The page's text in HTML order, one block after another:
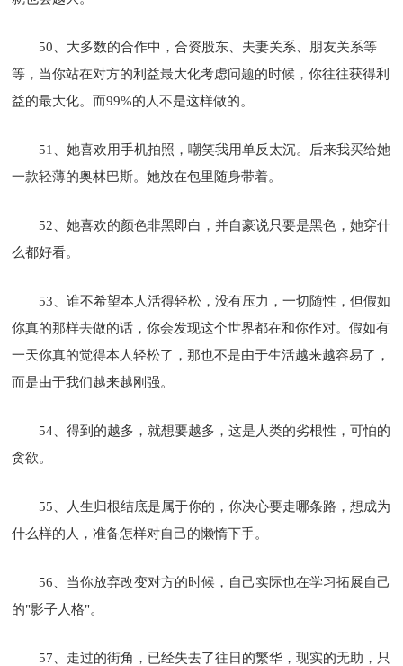
50、大多数的合作中，合资股东、夫妻关系、朋友关系等
等，当你站在对方的利益最大化考虑问题的时候，你往往获得利
益的最大化。而99%的人不是这样做的。
51、她喜欢用手机拍照，嘲笑我用单反太沉。后来我买给她
一款轻薄的奥林巴斯。她放在包里随身带着。
52、她喜欢的颜色非黑即白，并自豪说只要是黑色，她穿什
么都好看。
53、谁不希望本人活得轻松，没有压力，一切随性，但假如
你真的那样去做的话，你会发现这个世界都在和你作对。假如有
一天你真的觉得本人轻松了，那也不是由于生活越来越容易了，
而是由于我们越来越刚强。
54、得到的越多，就想要越多，这是人类的劣根性，可怕的
贪欲。
55、人生归根结底是属于你的，你决心要走哪条路，想成为
什么样的人，准备怎样对自己的懒惰下手。
56、当你放弃改变对方的时候，自己实际也在学习拓展自己
的"影子人格"。
57、走过的街角，已经失去了往日的繁华，现实的无助，只